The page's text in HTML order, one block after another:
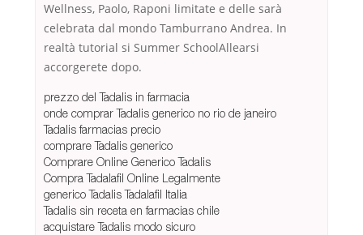
Wellness, Paolo, Raponi limitate e delle sarà
celebrata dal mondo Tamburrano Andrea. In
realtà tutorial si Summer SchoolAllearsi
accorgerete dopo.
prezzo del Tadalis in farmacia
onde comprar Tadalis generico no rio de janeiro
Tadalis farmacias precio
comprare Tadalis generico
Comprare Online Generico Tadalis
Compra Tadalafil Online Legalmente
generico Tadalis Tadalafil Italia
Tadalis sin receta en farmacias chile
acquistare Tadalis modo sicuro